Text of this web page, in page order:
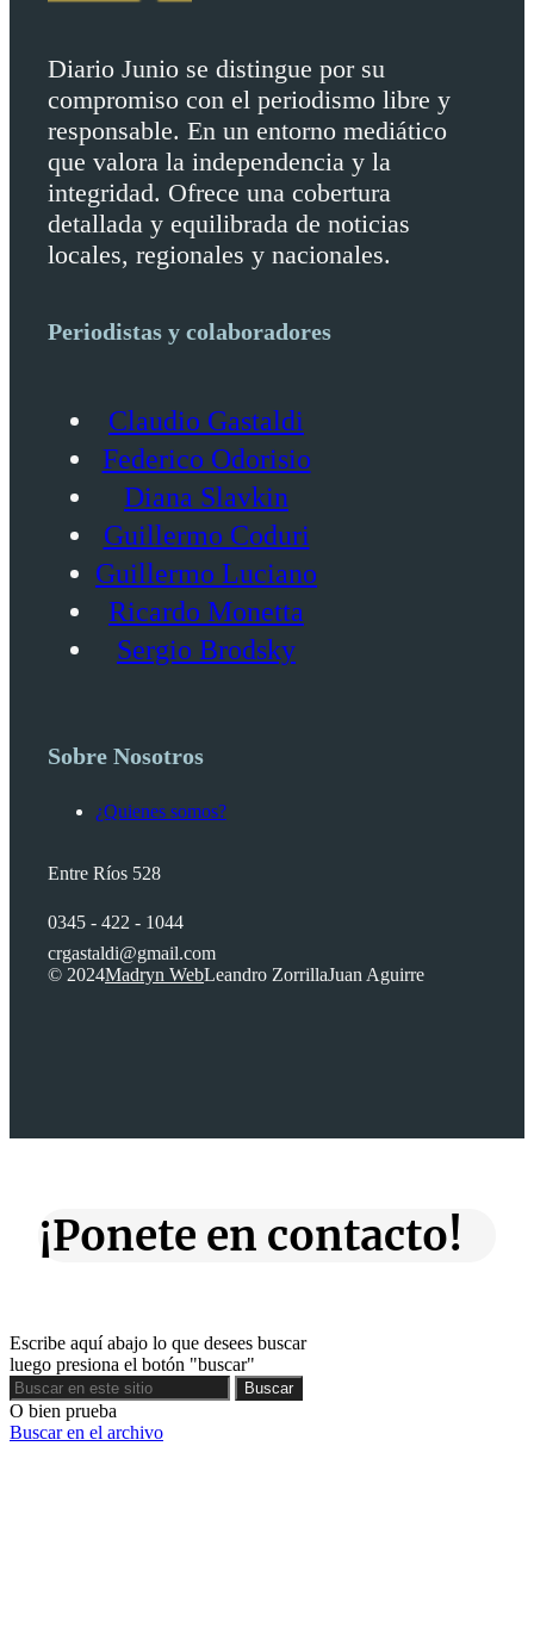
Diario Junio se distingue por su
compromiso con el periodismo libre y
responsable. En un entorno mediático
que valora la independencia y la
integridad. Ofrece una cobertura
detallada y equilibrada de noticias
locales, regionales y nacionales.
Periodistas y colaboradores
Claudio Gastaldi
Federico Odorisio
Diana Slavkin
Guillermo Coduri
Guillermo Luciano
Ricardo Monetta
Sergio Brodsky
Sobre Nosotros
¿Quienes somos?
Entre Ríos 528
0345 - 422 - 1044
crgastaldi@gmail.com
© 2024Madryn WebLeandro ZorrillaJuan Aguirre
¡Ponete en contacto!
Escribe aquí abajo lo que desees buscar
luego presiona el botón "buscar"
Buscar
Buscar
O bien prueba
Buscar en el archivo